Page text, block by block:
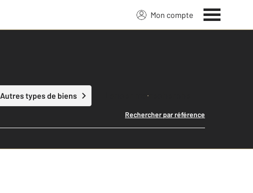
Mon compte
Autres types de biens Lancer ma recherche
Rechercher par référence